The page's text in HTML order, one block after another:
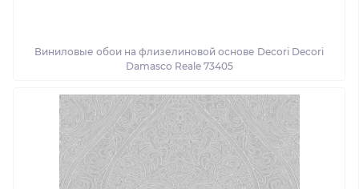
Виниловые обои на флизелиновой основе Decori Decori
Damasco Reale 73405